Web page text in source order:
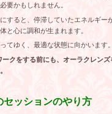
要かもしれません。
すると、停滞していたエネルギー
と心に調和が生まれます。
てゆく、最適な状態に向かいます。
クをする前にも、オーラクレンズ
ッションのやり方